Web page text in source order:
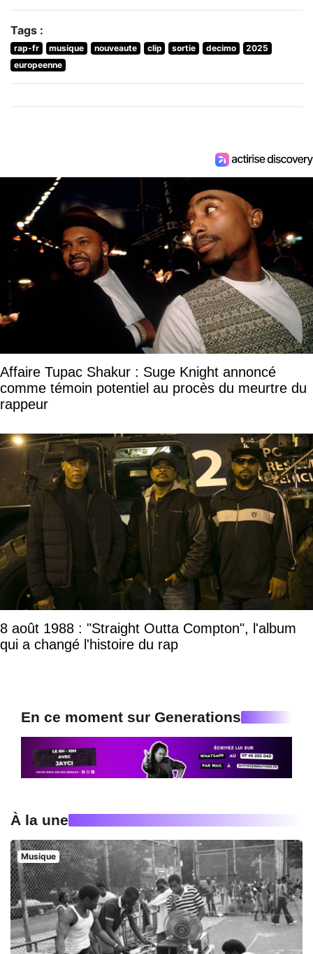
Tags :
rap-fr musique nouveaute clip sortie decimo
2025
europeenne
Affaire Tupac Shakur : Suge Knight annoncé
comme témoin potentiel au procès du meurtre du
rappeur
8 août 1988 : "Straight Outta Compton", l'album
qui a changé l'histoire du rap
En ce moment sur Generations
À la une
Musique